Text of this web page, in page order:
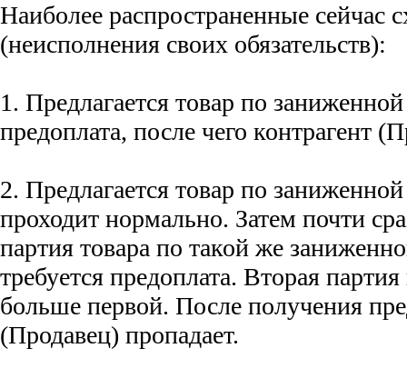
Наиболее распространенные сейчас
(неисполнения своих обязательств):
1. Предлагается товар по
предоплата, после чего контрагент
2. Предлагается товар по
проходит нормально. Затем почти
партия товара по такой же
требуется предоплата. Вторая
больше первой. После получения
(Продавец) пропадает.